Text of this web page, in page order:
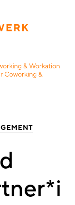
& Workation
Coworking &